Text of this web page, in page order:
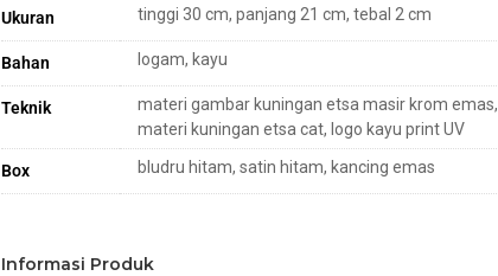
Ukuran tinggi 30 cm, panjang 21 cm, tebal 2 cm
Bahan logam, kayu
Teknik
materi gambar kuningan etsa masir krom emas,
materi kuningan etsa cat, logo kayu print UV
Box bludru hitam, satin hitam, kancing emas
Informasi Produk